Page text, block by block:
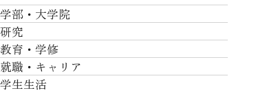
大学紹介TOP
OVER THE LIMIT
大学について
施設一覧
社会・地域・高大連携
学部・大学院
学部・大学院TOP
工学部
ロボティクス＆デザイン工学部
研究
研究TOP
研究について
教育・学修
教育・学修TOP
就職・キャリア
就職・キャリアTOP
学生生活